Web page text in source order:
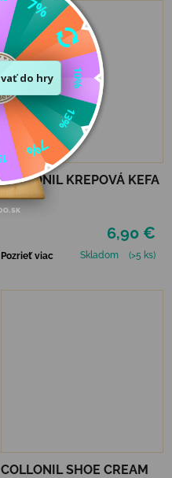
COLLONIL KREPOVÁ KEFA
6,90 €
Pozrieť viac Skladom (>5 ks)
COLLONIL SHOE CREAM